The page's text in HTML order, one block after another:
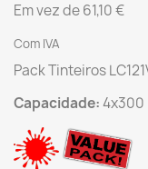
Em vez de 61,10 €
Com IVA
Pack Tinteiros
Capacidade:4x300